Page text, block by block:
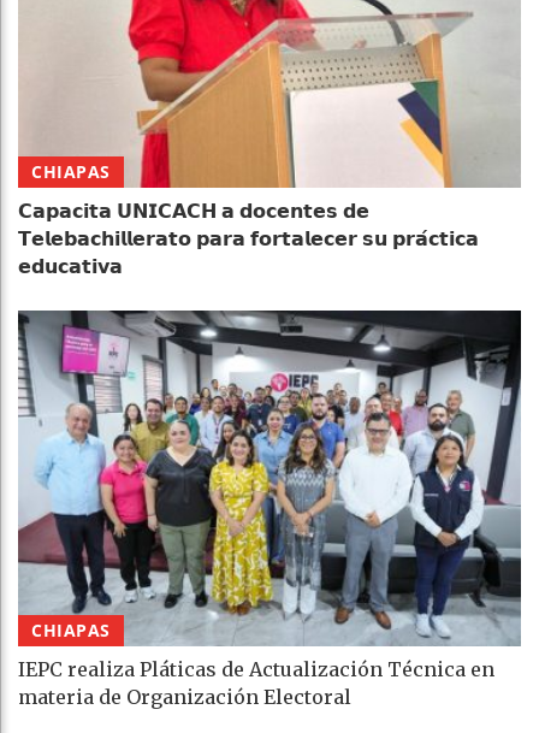
CHIAPAS
𝗖𝗮𝗽𝗮𝗰𝗶𝘁𝗮 𝗨𝗡𝗜𝗖𝗔𝗖𝗛 𝗮 𝗱𝗼𝗰𝗲𝗻𝘁𝗲𝘀 𝗱𝗲
𝗧𝗲𝗹𝗲𝗯𝗮𝗰𝗵𝗶𝗹𝗹𝗲𝗿𝗮𝘁𝗼 𝗽𝗮𝗿𝗮 𝗳𝗼𝗿𝘁𝗮𝗹𝗲𝗰𝗲𝗿 𝘀𝘂 𝗽𝗿𝗮́𝗰𝘁𝗶𝗰𝗮
𝗲𝗱𝘂𝗰𝗮𝘁𝗶𝘃𝗮
CHIAPAS
IEPC realiza Pláticas de Actualización Técnica en
materia de Organización Electoral